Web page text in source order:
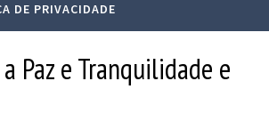
DE PRIVACIDADE
Paz e Tranquilidade e